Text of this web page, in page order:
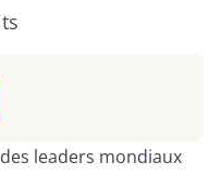
leaders mondiaux